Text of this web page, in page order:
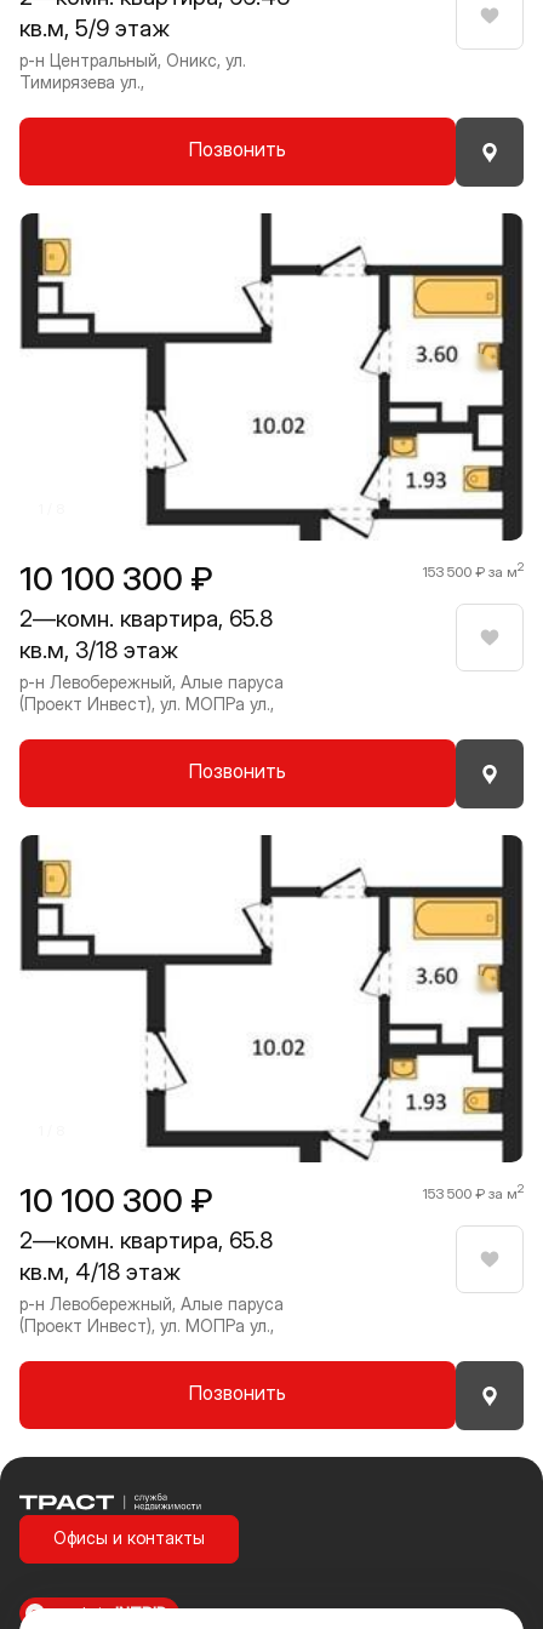
кв.м, 5/9 этаж
р-н Центральный, Оникс, ул.
Тимирязева ул.,
Позвонить
10 100 300 ₽ 153 500 ₽ за м2
2—комн. квартира, 65.8
кв.м, 3/18 этаж
р-н Левобережный, Алые паруса
(Проект Инвест), ул. МОПРа ул.,
Позвонить
10 100 300 ₽ 153 500 ₽ за м2
2—комн. квартира, 65.8
кв.м, 4/18 этаж
р-н Левобережный, Алые паруса
(Проект Инвест), ул. МОПРа ул.,
Позвонить
Траст | Служба недвижимости
Офисы и контакты
made inINTRID